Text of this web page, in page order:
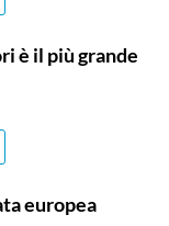
è il più grande
europea